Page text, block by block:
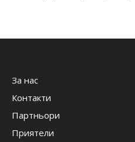
За нас
Контакти
Партньори
Приятели